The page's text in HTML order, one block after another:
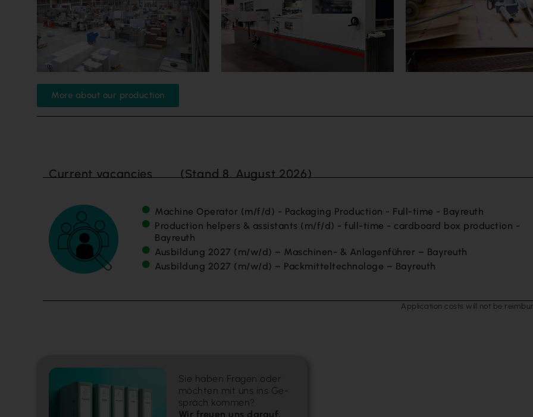
More about our production
Current vacancies (Stand 8. August 2026)
Machine Operator (m/f/d) - Packaging Production - Full-time - Bayreuth
Production helpers & assistants (m/f/d) - full-time - cardboard box production -
Bayreuth
Ausbildung 2027 (m/w/d) – Maschinen- & Anlagenführer – Bayreuth
Ausbildung 2027 (m/w/d) – Packmitteltechnologe – Bayreuth
Application costs will not be
Sie ha­ben Fra­gen oder
möch­ten mit uns ins Ge­
spräch kom­men?
Wir freu­en uns dar­auf,